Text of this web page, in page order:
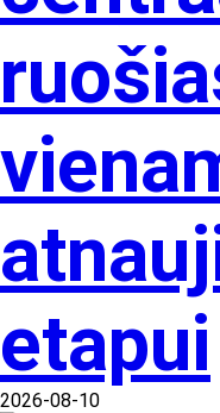
etapui
2026-08-10